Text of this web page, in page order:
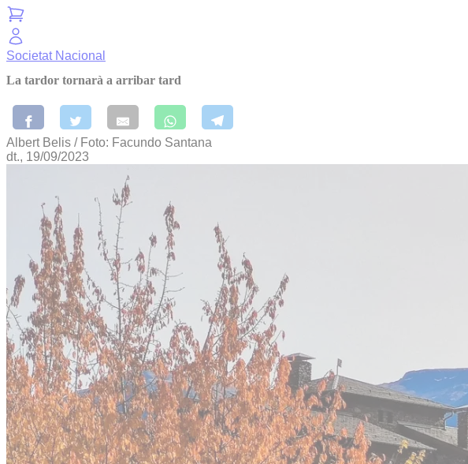
Societat Nacional
La tardor tornarà a arribar tard
Albert Belis / Foto: Facundo Santana
dt., 19/09/2023